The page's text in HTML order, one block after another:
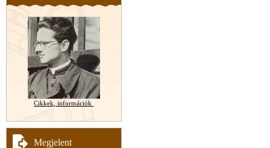
Cikkek, információk
Megjelent